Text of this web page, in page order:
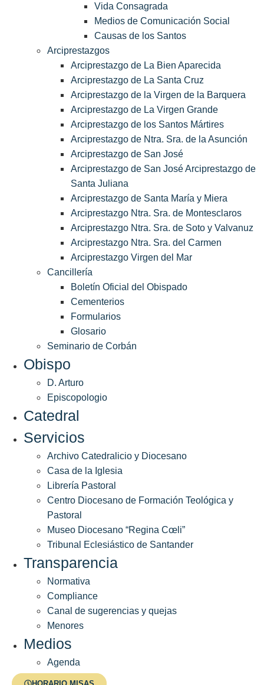
Vida Consagrada
Medios de Comunicación Social
Causas de los Santos
Arciprestazgos
Arciprestazgo de La Bien Aparecida
Arciprestazgo de La Santa Cruz
Arciprestazgo de la Virgen de la Barquera
Arciprestazgo de La Virgen Grande
Arciprestazgo de los Santos Mártires
Arciprestazgo de Ntra. Sra. de la Asunción
Arciprestazgo de San José
Arciprestazgo de San José Arciprestazgo de
Santa Juliana
Arciprestazgo de Santa María y Miera
Arciprestazgo Ntra. Sra. de Montesclaros
Arciprestazgo Ntra. Sra. de Soto y Valvanuz
Arciprestazgo Ntra. Sra. del Carmen
Arciprestazgo Virgen del Mar
Cancillería
Boletín Oficial del Obispado
Cementerios
Formularios
Glosario
Seminario de Corbán
Obispo
D. Arturo
Episcopologio
Catedral
Servicios
Archivo Catedralicio y Diocesano
Casa de la Iglesia
Librería Pastoral
Centro Diocesano de Formación Teológica y
Pastoral
Museo Diocesano “Regina Cœli”
Tribunal Eclesiástico de Santander
Transparencia
Normativa
Compliance
Canal de sugerencias y quejas
Menores
Medios
Agenda
Menores